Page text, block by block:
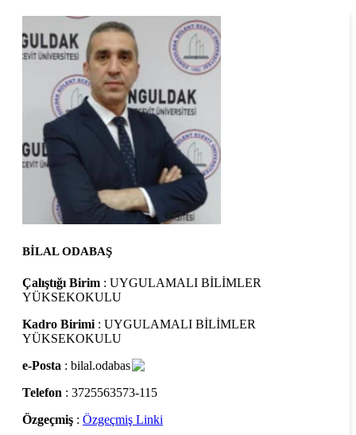
BİLAL ODABAŞ
Çalıştığı Birim : UYGULAMALI BİLİMLER
YÜKSEKOKULU
Kadro Birimi: UYGULAMALI BİLİMLER
YÜKSEKOKULU
e-Posta : bilal.odabas
Telefon : 3725563573-115
Özgeçmiş : Özgeçmiş Linki